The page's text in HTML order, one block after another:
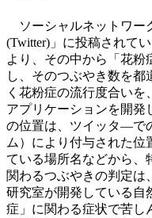
ソーシャルネットワー
(Twitter)」に投稿されて
より、その中から「花粉
し、そのつぶやき数を
く花粉症の流行度合い
アプリケーションを開発
の位置は、ツイッタ―で
ム）により付与された
ている場所名などから、
関わるつぶやきの判定は
研究室が開発している自
症」に関わる症状で苦し